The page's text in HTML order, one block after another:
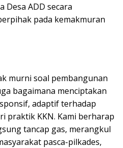
Desa ADD secara
pada kemakmuran
murni soal pembangunan
bagaimana menciptakan
adaptif terhadap
praktik KKN. Kami berharap
tancap gas, merangkul
pasca-pilkades,